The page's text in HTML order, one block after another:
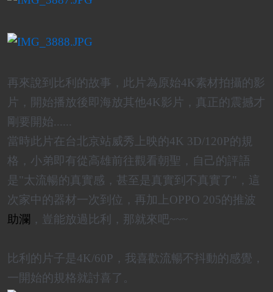
再來說到比利的故事 ，此片為原始4K素材拍攝的影
片，開始播放後即海放其他4K影片，真正的震撼才
剛要開始......
當時此片在台北京站威秀上映的4K 3D/120P的規
格，小弟即有從高雄前往觀看朝聖，自己的評語
是"太流暢的真實感，甚至是真實到不真實了"，這
次家中的器材一次到位，再加上OPPO 205的推波
助瀾 ，豈能放過比利，那就來吧~~~
比利的片子是4K/60P，我喜歡流暢不抖動的感覺，
一開始的規格就討喜了。